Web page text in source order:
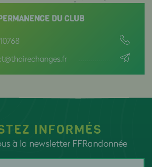
DU CLUB
INFORMÉS
à la newsletter FFRandonnée